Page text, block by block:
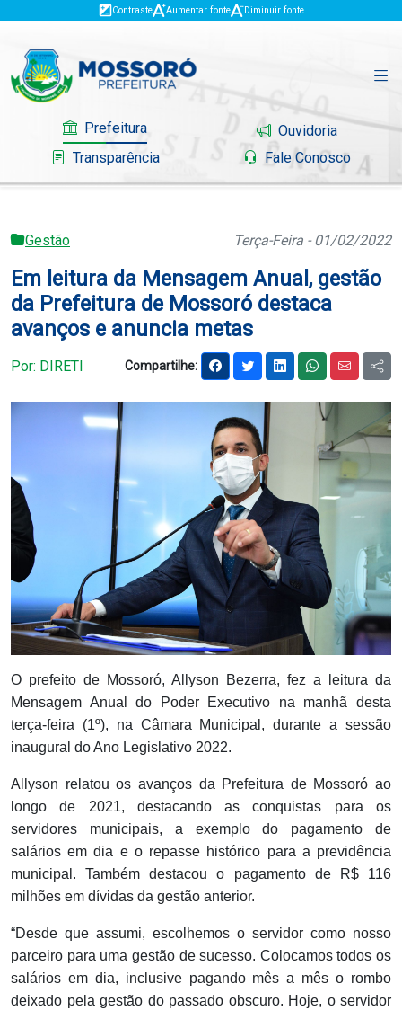
Contraste Aumentar fonte Diminuir fonte
Prefeitura
Ouvidoria
Transparência
Fale Conosco
Governo
Mossoró
Serviços
Carta de Serviço
PESQUISAR
Gestão Terça-Feira - 01/02/2022
Em leitura da Mensagem Anual, gestão
da Prefeitura de Mossoró destaca
avanços e anuncia metas
Por: DIRETI Compartilhe:
O prefeito de Mossoró, Allyson Bezerra, fez a leitura da
Mensagem Anual do Poder Executivo na manhã desta
terça-feira (1º), na Câmara Municipal, durante a sessão
inaugural do Ano Legislativo 2022.
Allyson relatou os avanços da Prefeitura de Mossoró ao
longo de 2021, destacando as conquistas para os
servidores municipais, a exemplo do pagamento de
salários em dia e o repasse histórico para a previdência
municipal. Também destacou o pagamento de R$ 116
milhões em dívidas da gestão anterior.
“Desde que assumi, escolhemos o servidor como nosso
parceiro para uma gestão de sucesso. Colocamos todos os
salários em dia, inclusive pagando mês a mês o rombo
deixado pela gestão do passado obscuro. Hoje, o servidor